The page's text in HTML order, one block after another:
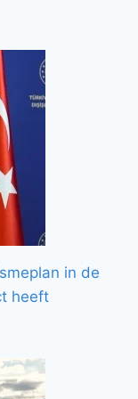
in de
heeft